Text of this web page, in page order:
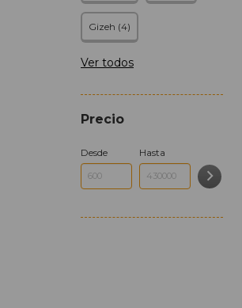
Gizeh (4)
Ver todos
Precio
Desde Hasta